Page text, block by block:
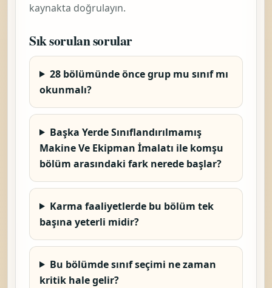
kaynakta doğrulayın.
Sık sorulan sorular
28 bölümünde önce grup mu sınıf mı
okunmalı?
Başka Yerde Sınıflandırılmamış
Makine Ve Ekipman İmalatı ile komşu
bölüm arasındaki fark nerede başlar?
Karma faaliyetlerde bu bölüm tek
başına yeterli midir?
Bu bölümde sınıf seçimi ne zaman
kritik hale gelir?